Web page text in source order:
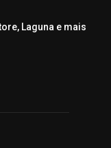
Laguna e mais